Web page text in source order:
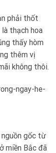
phải thốt
thạch hoa
thấy hòm
thêm vị
không thôi.
gốc từ
miền Bắc đã